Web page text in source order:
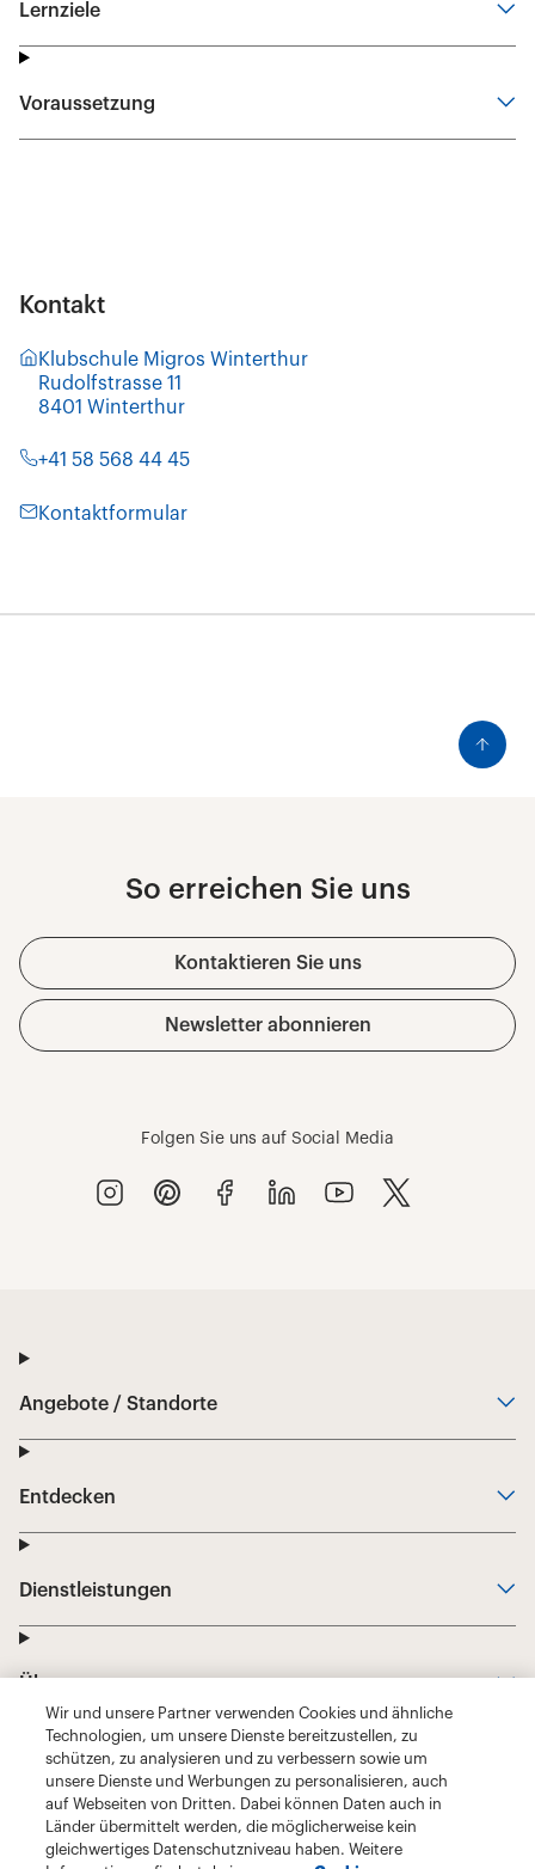
Wir und unsere Partner verwenden Cookies und ähnliche
Technologien, um unsere Dienste bereitzustellen, zu
schützen, zu analysieren und zu verbessern sowie um
unsere Dienste und Werbungen zu personalisieren, auch
auf Webseiten von Dritten. Dabei können Daten auch in
Länder übermittelt werden, die möglicherweise kein
gleichwertiges Datenschutzniveau haben. Weitere